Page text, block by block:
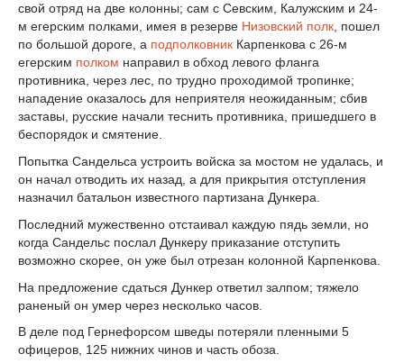
свой отряд на две колонны; сам с Севским, Калужским и 24-
м егерским полками, имея в резерве Низовский полк , пошел
по большой дороге, а подполковник Карпенкова с 26-м
егерским полком направил в обход левого фланга
противника, через лес, по трудно проходимой тропинке;
нападение оказалось для неприятеля неожиданным; сбив
заставы, русские начали теснить противника, пришедшего в
беспорядок и смятение.
Попытка Сандельса устроить войска за мостом не удалась, и
он начал отводить их назад, а для прикрытия отступления
назначил батальон известного партизана Дункера.
Последний мужественно отстаивал каждую пядь земли, но
когда Сандельс послал Дункеру приказание отступить
возможно скорее, он уже был отрезан колонной Карпенкова.
На предложение сдаться Дункер ответил залпом; тяжело
раненый он умер через несколько часов.
В деле под Гернефорсом шведы потеряли пленными 5
офицеров, 125 нижних чинов и часть обоза.